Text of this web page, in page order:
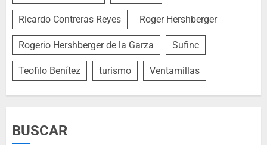
Ricardo Contreras Reyes Roger Hershberger
Rogerio Hershberger de la Garza Sufinc
Teofilo Benítez turismo Ventamillas
BUSCAR